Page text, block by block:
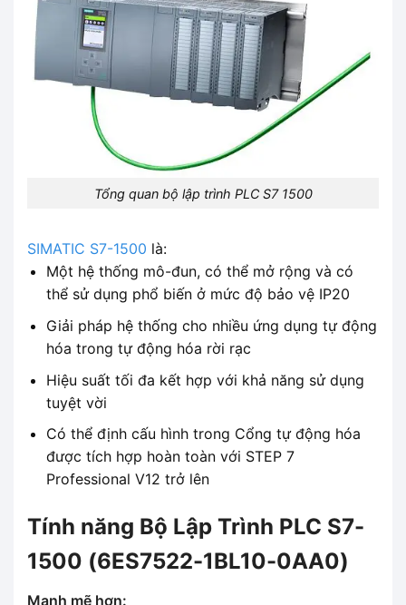
Tổng quan bộ lập trình PLC S7 1500
SIMATIC S7-1500 là:
Một hệ thống mô-đun, có thể mở rộng và có
thể sử dụng phổ biến ở mức độ bảo vệ IP20
Giải pháp hệ thống cho nhiều ứng dụng tự động
hóa trong tự động hóa rời rạc
Hiệu suất tối đa kết hợp với khả năng sử dụng
tuyệt vời
Có thể định cấu hình trong Cổng tự động hóa
được tích hợp hoàn toàn với STEP 7
Professional V12 trở lên
Tính năng Bộ Lập Trình PLC S7-
1500 (6ES7522-1BL10-0AA0)
Mạnh mẽ hơn: